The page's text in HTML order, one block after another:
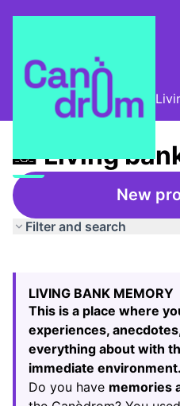
Taula de Memòries / 📸
📸 Living
New
Filter and search
−
LIVING BANK MEMORY
This is a place where
experiences,
everything about with
immediate environment.
Do you have memories